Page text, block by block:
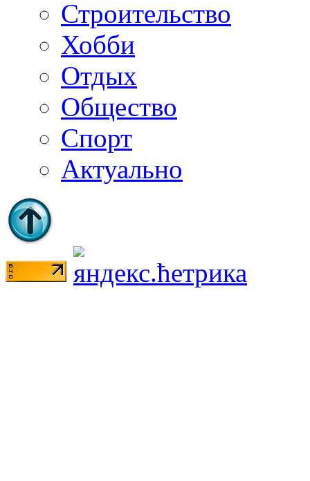
Строительство
Хобби
Отдых
Общество
Спорт
Актуально